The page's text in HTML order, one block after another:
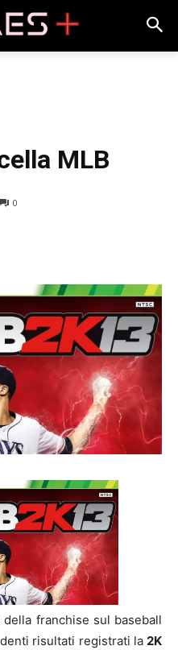
MLB
0
franchise sul baseball
risultati registrati la2K